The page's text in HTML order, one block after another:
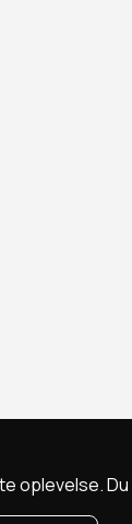
oplevelse.